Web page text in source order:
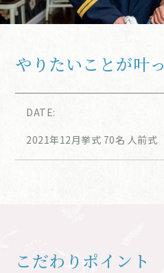
やりたいことが叶
DATE:
2021年12月挙式 70名 人前式
こだわりポイント